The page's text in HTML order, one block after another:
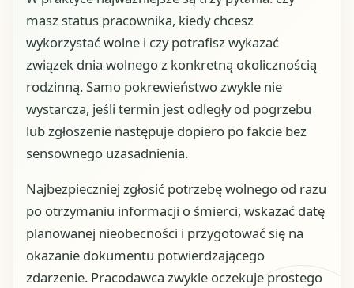
masz status pracownika, kiedy chcesz
wykorzystać wolne i czy potrafisz wykazać
związek dnia wolnego z konkretną okolicznością
rodzinną. Samo pokrewieństwo zwykle nie
wystarcza, jeśli termin jest odległy od pogrzebu
lub zgłoszenie następuje dopiero po fakcie bez
sensownego uzasadnienia.
Najbezpieczniej zgłosić potrzebę wolnego od razu
po otrzymaniu informacji o śmierci, wskazać datę
planowanej nieobecności i przygotować się na
okazanie dokumentu potwierdzającego
zdarzenie. Pracodawca zwykle oczekuje prostego